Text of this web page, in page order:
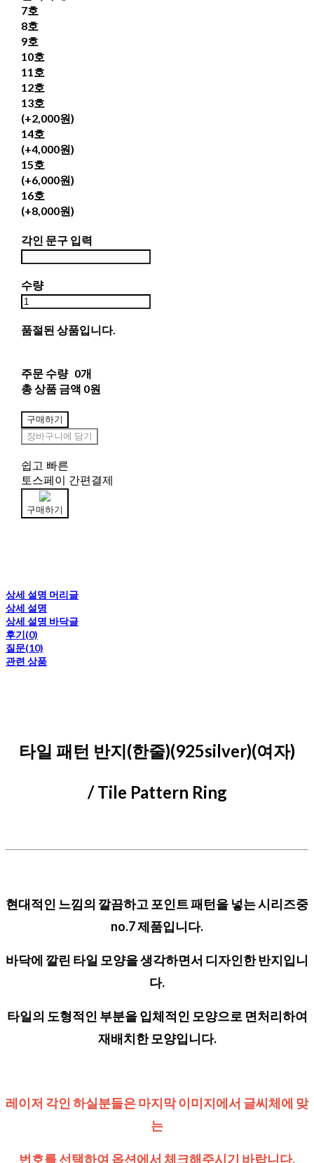
7호
8호
9호
10호
11호
12호
13호
(+2,000원)
14호
(+4,000원)
15호
(+6,000원)
16호
(+8,000원)
각인 문구 입력
수량
품절된 상품입니다.
주문 수량 0개
총 상품 금액 0원
구매하기
장바구니에 담기
쉽고 빠른
토스페이 간편결제
구매하기
상세 설명 머리글
상세 설명
상세 설명 바닥글
후기(0)
질문(10)
관련 상품
타일 패턴 반지(한줄)(925silver)(여자)
/ Tile Pattern Ring
현대적인 느낌의 깔끔하고 포인트 패턴을 넣는 시리즈중
no.7 제품입니다.
바닥에 깔린 타일 모양을 생각하면서 디자인한 반지입니
다.
타일의 도형적인 부분을 입체적인 모양으로 면처리하여
재배치한 모양입니다.
레이저 각인 하실분들은 마지막 이미지에서 글씨체에 맞
는
번호를 선택하여 옵션에서 체크해주시기 바랍니다.